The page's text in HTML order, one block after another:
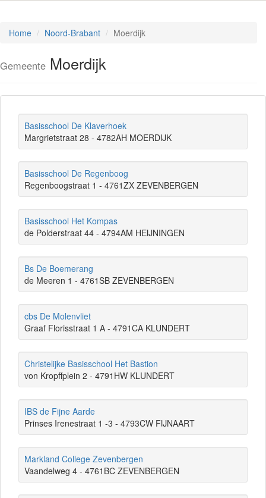
Home Noord-Brabant Moerdijk
Gemeente Moerdijk
Basisschool De Klaverhoek
Margrietstraat 28 - 4782AH MOERDIJK
Basisschool De Regenboog
Regenboogstraat 1 - 4761ZX ZEVENBERGEN
Basisschool Het Kompas
de Polderstraat 44 - 4794AM HEIJNINGEN
Bs De Boemerang
de Meeren 1 - 4761SB ZEVENBERGEN
cbs De Molenvliet
Graaf Florisstraat 1 A - 4791CA KLUNDERT
Christelijke Basisschool Het Bastion
von Kropffplein 2 - 4791HW KLUNDERT
IBS de Fijne Aarde
Prinses Irenestraat 1 -3 - 4793CW FIJNAART
Markland College Zevenbergen
Vaandelweg 4 - 4761BC ZEVENBERGEN